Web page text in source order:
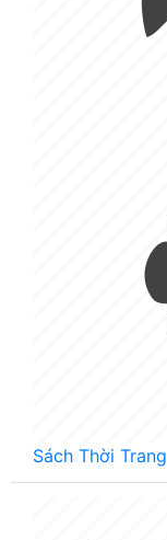
Sách Thời Trang